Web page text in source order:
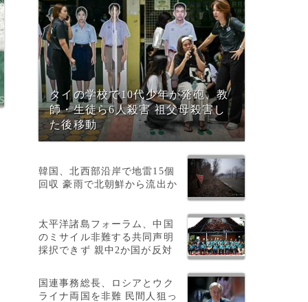
タイの学校で10代少年が発砲、教
師・生徒ら6人殺害 祖父母殺害し
た後移動
韓国、北西部沿岸で地雷15個
回収 豪雨で北朝鮮から流出か
太平洋諸島フォーラム、中国
のミサイル非難する共同声明
採択できず 親中2か国が反対
国連事務総長、ロシアとウク
ライナ両国を非難 民間人狙っ